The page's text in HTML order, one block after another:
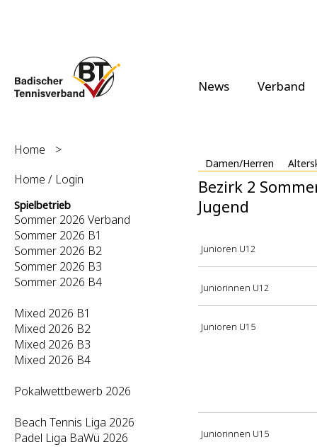
News Verband
Damen/Herren
Home
>
Home / Login
Spielbetrieb
Sommer 2026 Verband
Sommer 2026 B1
Sommer 2026 B2
Sommer 2026 B3
Sommer 2026 B4
Mixed 2026 B1
Mixed 2026 B2
Mixed 2026 B3
Mixed 2026 B4
Pokalwettbewerb 2026
Beach Tennis Liga 2026
Padel Liga BaWü 2026
Bezirk 2
Jugend
Junioren U12
Juniorinnen U12
Junioren U15
Juniorinnen U15